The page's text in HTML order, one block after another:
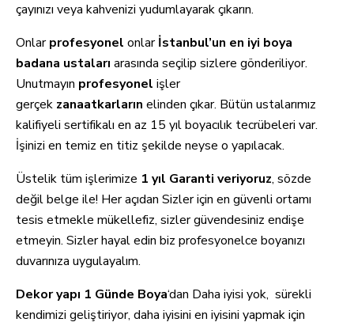
çayınızı veya kahvenizi yudumlayarak çıkarın.
Onlarprofesyonel onlarİstanbul’un en iyi boya
badana ustaları arasında seçilip sizlere gönderiliyor.
Unutmayın profesyonel işler
gerçek zanaatkarların elinden çıkar. Bütün ustalarımız
kalifiyeli sertifikalı en az 15 yıl boyacılık tecrübeleri var.
İşinizi en temiz en titiz şekilde neyse o yapılacak.
Üstelik tüm işlerimize 1 yıl Garanti veriyoruz, sözde
değil belge ile! Her açıdan Sizler için en güvenli ortamı
tesis etmekle mükellefiz, sizler güvendesiniz endişe
etmeyin. Sizler hayal edin biz profesyonelce boyanızı
duvarınıza uygulayalım.
Dekor yapı 1 Günde Boya‘dan Daha iyisi yok, sürekli
kendimizi geliştiriyor, daha iyisini en iyisini yapmak için